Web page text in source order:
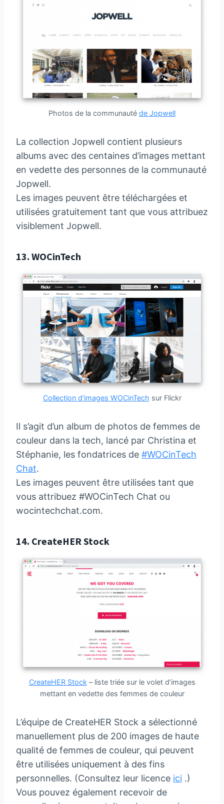
Photos de la communauté de Jopwell
La collection Jopwell contient plusieurs
albums avec des centaines d’images mettant
en vedette des personnes de la communauté
Jopwell.
Les images peuvent être téléchargées et
utilisées gratuitement tant que vous attribuez
visiblement Jopwell.
13. WOCinTech
Collection d’images WOCinTech sur Flickr
Il s’agit d’un album de photos de femmes de
couleur dans la tech, lancé par Christina et
Stéphanie, les fondatrices de #WOCinTech
Chat.
Les images peuvent être utilisées tant que
vous attribuez #WOCinTech Chat ou
wocintechchat.com.
14. CreateHER Stock
CreateHER Stock – liste triée sur le volet d’images
mettant en vedette des femmes de couleur
L’équipe de CreateHER Stock a sélectionné
manuellement plus de 200 images de haute
qualité de femmes de couleur, qui peuvent
être utilisées uniquement à des fins
personnelles. (Consultez leur licence ici .)
Vous pouvez également recevoir de